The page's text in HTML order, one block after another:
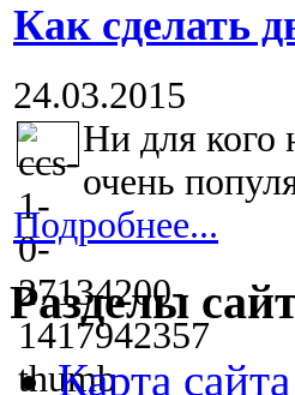
Как сделать
24.03.2015
Ни для кого
очень
Подробнее...
Разделы
Карта сайта